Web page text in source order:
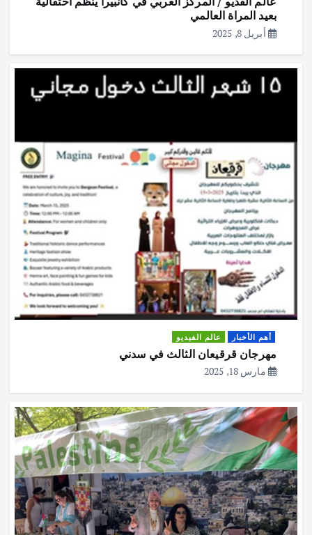
أبريل 8, 2025
أهم الأخبار عالم الفيديو
مهرجان قرقيعان الثالث في سدني
مارس 18, 2025